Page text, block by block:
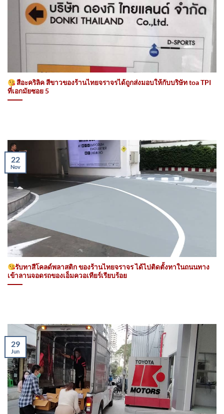
สีอะคริลิค สีขาวของร้านไทยจราจรได้ถูกส่งมอบให้กับบริษัท toa TPI
ที่เอกมัยซอย 5
รับทาสีโคลด์พลาสติก ของร้านไทยจราจร ได้ไปติดตั้งทาในถนนทาง
เข้าลานจอดรถของเอ็มควอเทียร์เรียบร้อย
22
Nov
29
Jun